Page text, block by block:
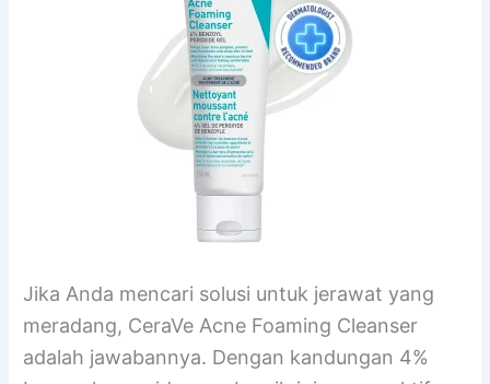
Jika Anda mencari solusi untuk jerawat yang
meradang, CeraVe Acne Foaming Cleanser
adalah jawabannya. Dengan kandungan 4%